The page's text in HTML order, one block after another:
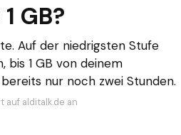
GB?
Auf der niedrigsten Stufe
bis 1 GB von deinem
nur noch zwei Stunden.
auf alditalk.de an